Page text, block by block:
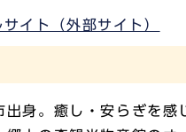
イト（外部サイト）
出身。癒し・安らぎを